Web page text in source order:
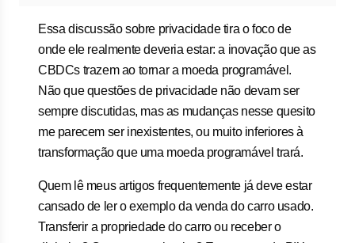
Essa discussão sobre privacidade tira o foco de
onde ele realmente deveria estar: a inovação que as
CBDCs trazem ao tornar a moeda programável.
Não que questões de privacidade não devam ser
sempre discutidas, mas as mudanças nesse quesito
me parecem ser inexistentes, ou muito inferiores à
transformação que uma moeda programável trará.
Quem lê meus artigos frequentemente já deve estar
cansado de ler o exemplo da venda do carro usado.
Transferir a propriedade do carro ou receber o